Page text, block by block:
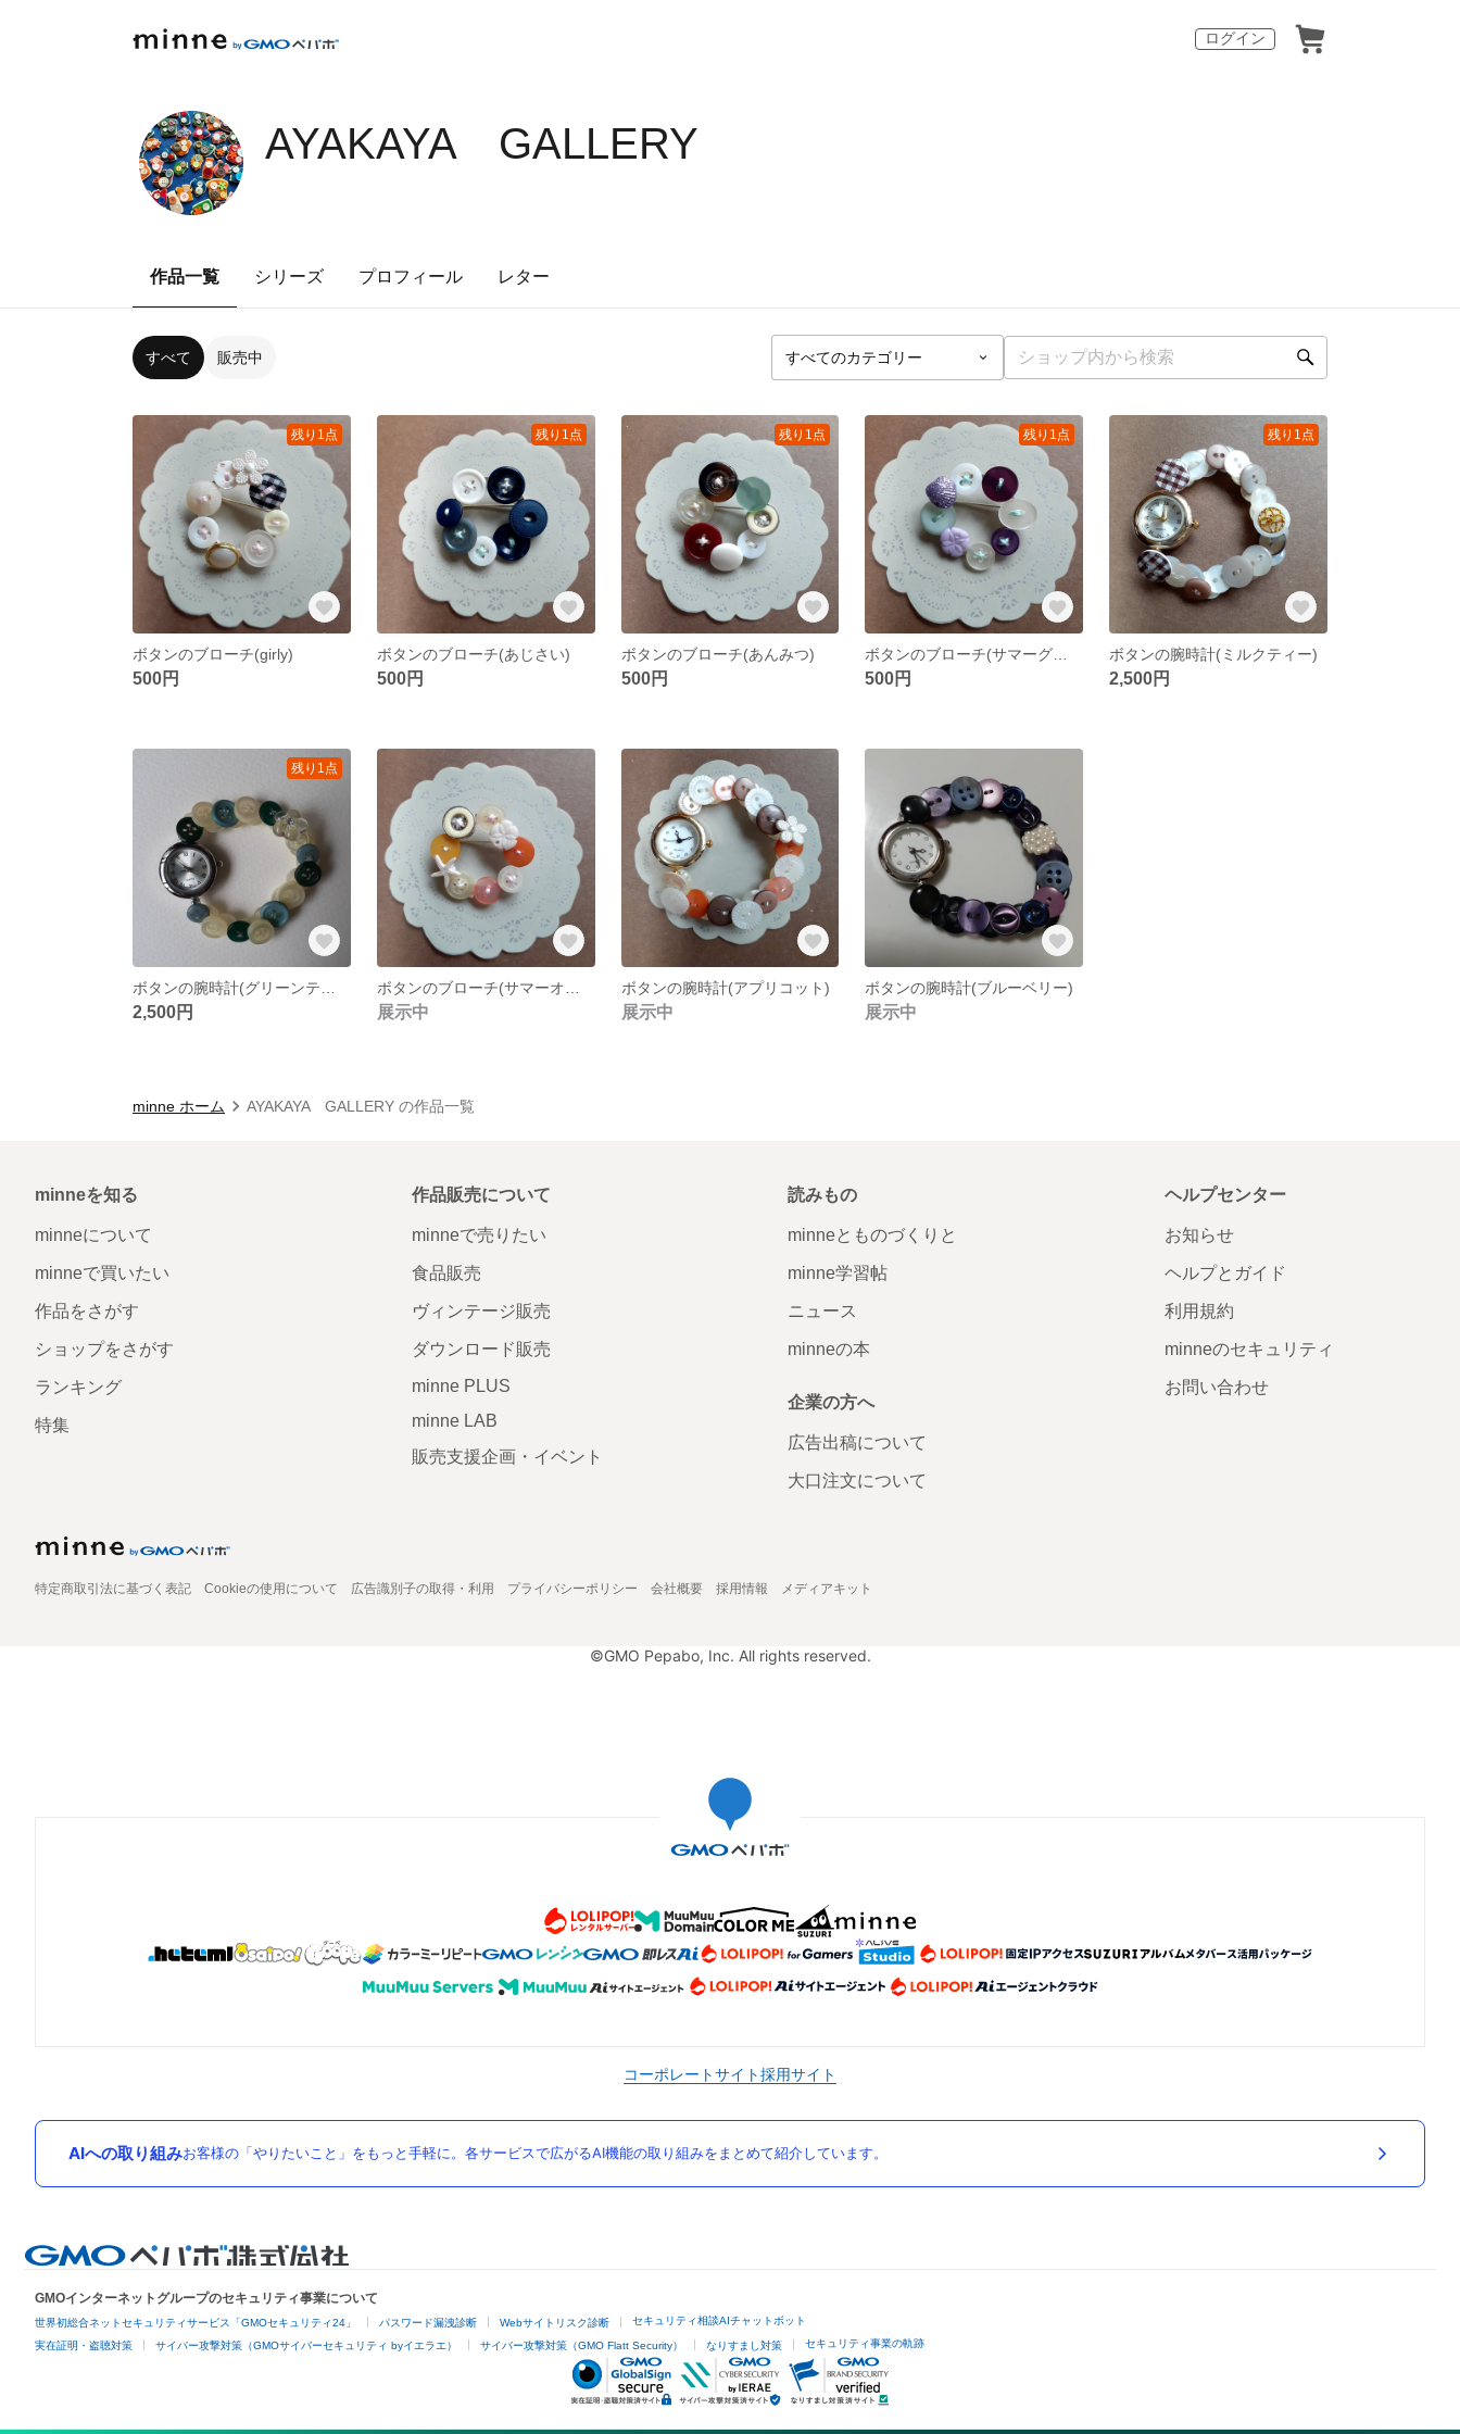
ログイン
AYAKAYA GALLERY
作品一覧 シリーズ プロフィール レター
すべて 販売中
残り1点
ボタンのブローチ(girly)
500円
残り1点
ボタンのブローチ(あじさい)
500円
残り1点
ボタンのブローチ(あんみつ)
500円
残り1点
500円
残り1点
ボタンの腕時計(ミルクティー)
2,500円
残り1点
2,500円 展示中
ボタンの腕時計(アプリコット)
展示中
ボタンの腕時計(ブルーベリー)
展示中
minne ホーム AYAKAYA GALLERY の作品一覧
minneを知る
minneについて
minneで買いたい
作品をさがす
ショップをさがす
ランキング
特集
作品販売について
minneで売りたい
食品販売
ヴィンテージ販売
ダウンロード販売
minne PLUS
minne LAB
販売支援企画・イベント
読みもの
minneとものづくりと
minne学習帖
ニュース
minneの本
企業の方へ
広告出稿について
大口注文について
ヘルプセンター
お知らせ
ヘルプとガイド
利用規約
minneのセキュリティ
お問い合わせ
特定商取引法に基づく表記 Cookieの使用について 広告識別子の取得・利用 プライバシーポリシー 会社概要 採用情報 メディアキット
©GMO Pepabo, Inc. All rights reserved.
コーポレートサイト採用サイト
AIへの取り組みお客様の「やりたいこと」をもっと手軽に。各サービスで広がるAI機能の取り組みをまとめて紹介しています。
GMOインターネットグループのセキュリティ事業について
世界初総合ネットセキュリティサービス「GMOセキュリティ24」 パスワード漏洩診断 Webサイトリスク診断 セキュリティ相談AIチャットボット
実在証明・盗聴対策 サイバー攻撃対策（GMOサイバーセキュリティ byイエラエ） サイバー攻撃対策（GMO Flatt Security） なりすまし対策 セキュリティ事業の軌跡